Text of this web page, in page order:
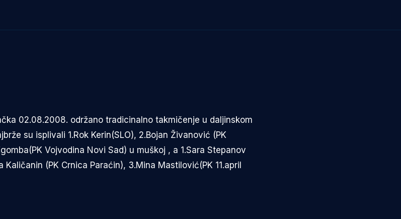
02.08.2008. održano tradicinalno takmičenje u daljinskom
su isplivali 1.Rok Kerin(SLO), 2.Bojan Živanović (PK
Vojvodina Novi Sad) u muškoj , a 1.Sara Stepanov
Kaličanin (PK Crnica Paraćin), 3.Mina Mastilović(PK 11.april